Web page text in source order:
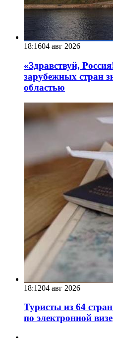
18:1604 авг 2026
«Здравствуй,
зарубежных стран
областью
18:1204 авг 2026
Туристы из 64
по электронной визе